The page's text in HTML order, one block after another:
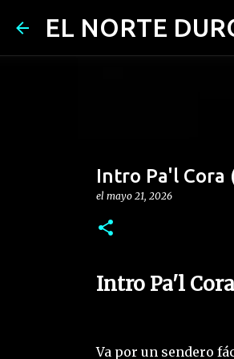
EL NORTE
Intro Pa'l Cora
el mayo 21, 2026
Intro Pa'l
Va por un sendero